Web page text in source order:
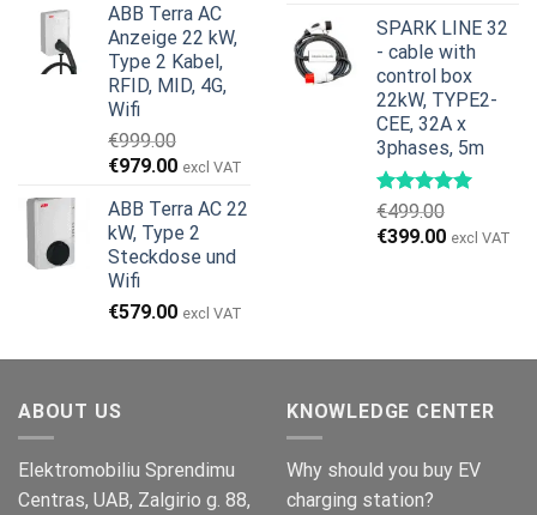
war:
€799.00
ist:
€629.00.
ABB Terra AC
Anzeige 22 kW,
Type 2 Kabel,
RFID, MID, 4G,
Wifi
€999.00
Ursprünglicher
war:
€999.00
€979.00Aktueller
ist:
€979.00.
excl VAT
ABB Terra AC 22
kW, Type 2
Steckdose und
Wifi
€579.00 excl VAT
SPARK LINE 32
- cable with
control box
22kW, TYPE2-
CEE, 32A x
3phases, 5m
€499.00
Ursprünglicher
€399.00Aktueller
excl VAT
ABOUT US
Elektromobiliu Sprendimu
Centras, UAB, Zalgirio g. 88,
KNOWLEDGE CENTER
Why should you buy EV
charging station?